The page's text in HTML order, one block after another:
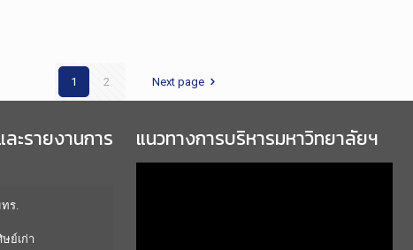
1 2 Next page
ะรายงานการ
ร.
ย์เก่า
แนวทางการบริหารมหาวิทยาลัยฯ